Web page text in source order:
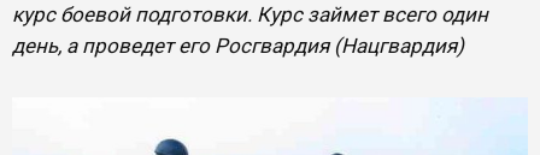
курс боевой подготовки. Курс займет всего один
день, а проведет его Росгвардия (Нацгвардия)